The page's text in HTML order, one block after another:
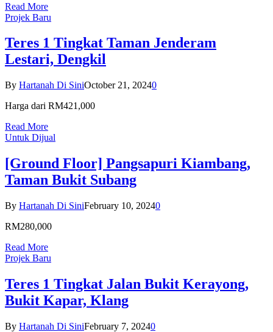
Read More
Projek Baru
Teres 1 Tingkat Taman Jenderam
Lestari, Dengkil
By Hartanah Di SiniOctober 21, 20240
Harga dari RM421,000
Read More
Untuk Dijual
[Ground Floor] Pangsapuri Kiambang,
Taman Bukit Subang
By Hartanah Di SiniFebruary 10, 20240
RM280,000
Read More
Projek Baru
Teres 1 Tingkat Jalan Bukit Kerayong,
Bukit Kapar, Klang
By Hartanah Di SiniFebruary 7, 20240